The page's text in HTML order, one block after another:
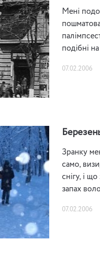
Мені
подібні
07.02.2006
Зранку
само,
снігу, і
запах
07.02.2006